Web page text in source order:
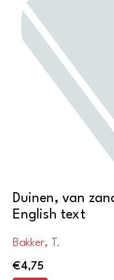
Duinen, van
English text
Bakker, T.
€4,75